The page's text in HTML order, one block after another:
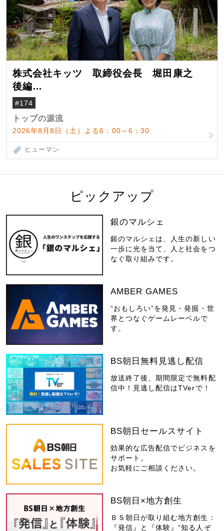
株式会社キッツ 取締役会長 堀田康之
後編
米国駐在でも浮かんだ八ヶ岳 山小屋を営
んだ父母
#174
トップの源流
2026年8月8日（土）よる6：00～6：30
ヒューマン
ピックアップ
銀のマルシェ
銀のマルシェは、人生の新しい
一歩に光を当て、人と社会をつ
なぐ取り組みです。
AMBER GAMES
“おもしろい”を発見・発掘・世
界とつなぐゲームレーベルで
す。
BS朝日無料見逃し配信
放送終了後、期間限定で無料配
信中！見逃し配信はTVerで！
BS朝日セールスサイト
効果的な広告配信でビジネスを
サポート。
お気軽にご相談ください。
BS朝日×地方創生
ＢＳ朝日が取り組む地方創生：
『発信』と『体験』“知る人ぞ